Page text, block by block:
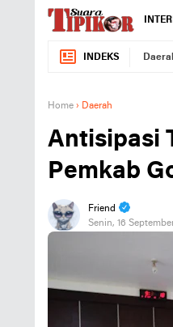
INDEKS
Home › Daerah
Antisipasi
Pemkab
Friend
Senin, 16